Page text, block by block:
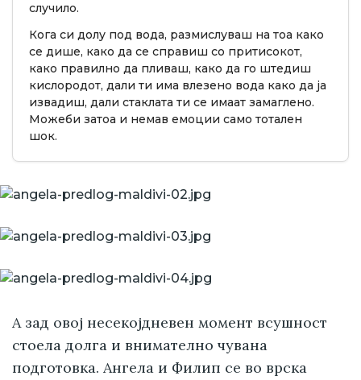
случило.
Кога си долу под вода, размислуваш на тоа како
се дише, како да се справиш со притисокот,
како правилно да пливаш, како да го штедиш
кислородот, дали ти има влезено вода како да ја
извадиш, дали стаклата ти се имаат замаглено.
Можеби затоа и немав емоции само тотален
шок.
А зад овој несекојдневен момент всушност
стоела долга и внимателно чувана
подготовка. Ангела и Филип се во врска